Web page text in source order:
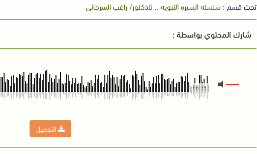
تحت قسم : سلسله السيره النبويه .. للدكتور/ راغب السرجانى
شارك المحتوي بواسطة :
66:35
التحميل